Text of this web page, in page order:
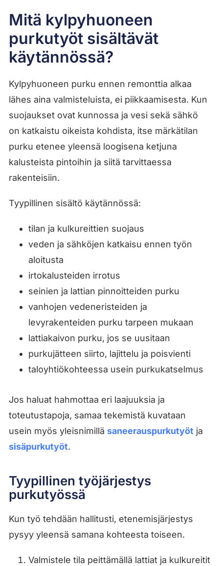
Mitä kylpyhuoneen
purkutyöt sisältävät
käytännössä?
Kylpyhuoneen purku ennen remonttia alkaa
lähes aina valmisteluista, ei piikkaamisesta. Kun
suojaukset ovat kunnossa ja vesi sekä sähkö
on katkaistu oikeista kohdista, itse märkätilan
purku etenee yleensä loogisena ketjuna
kalusteista pintoihin ja siitä tarvittaessa
rakenteisiin.
Tyypillinen sisältö käytännössä:
tilan ja kulkureittien suojaus
veden ja sähköjen katkaisu ennen työn
aloitusta
irtokalusteiden irrotus
seinien ja lattian pinnoitteiden purku
vanhojen vedeneristeiden ja
levyrakenteiden purku tarpeen mukaan
lattiakaivon purku, jos se uusitaan
purkujätteen siirto, lajittelu ja poisvienti
taloyhtiökohteessa usein purkukatselmus
Jos haluat hahmottaa eri laajuuksia ja
toteutustapoja, samaa tekemistä kuvataan
usein myös yleisnimillä saneerauspurkutyöt ja
sisäpurkutyöt.
Tyypillinen työjärjestys
purkutyössä
Kun työ tehdään hallitusti, etenemisjärjestys
pysyy yleensä samana kohteesta toiseen.
Valmistele tila peittämällä lattiat ja kulkureitit